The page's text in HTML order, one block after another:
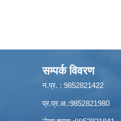
सम्पर्क विवरण
न.प्र. : 9852821422
प्र.प्र.अ.:9852821980